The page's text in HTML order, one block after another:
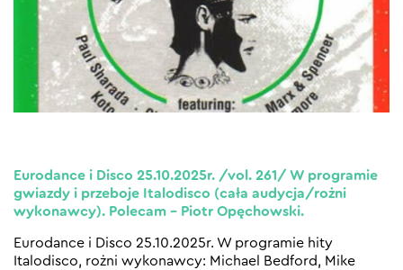
Eurodance i Disco 25.10.2025r. /vol. 261/ W programie
gwiazdy i przeboje Italodisco (cała audycja/rożni
wykonawcy). Polecam – Piotr Opęchowski.
Eurodance i Disco 25.10.2025r. W programie hity
Italodisco, rożni wykonawcy: Michael Bedford, Mike